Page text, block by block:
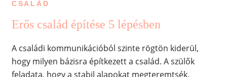
CSALÁD
Erős család építése 5 lépésben
A családi kommunikációból szinte rögtön kiderül,
hogy milyen bázisra építkezett a család. A szülők
feladata, hogy a stabil alapokat megteremtsék.